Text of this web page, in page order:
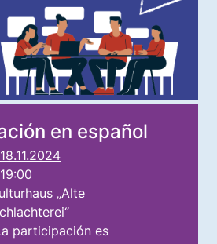
en español
18.11.2024
19:00
„Alte
participación es